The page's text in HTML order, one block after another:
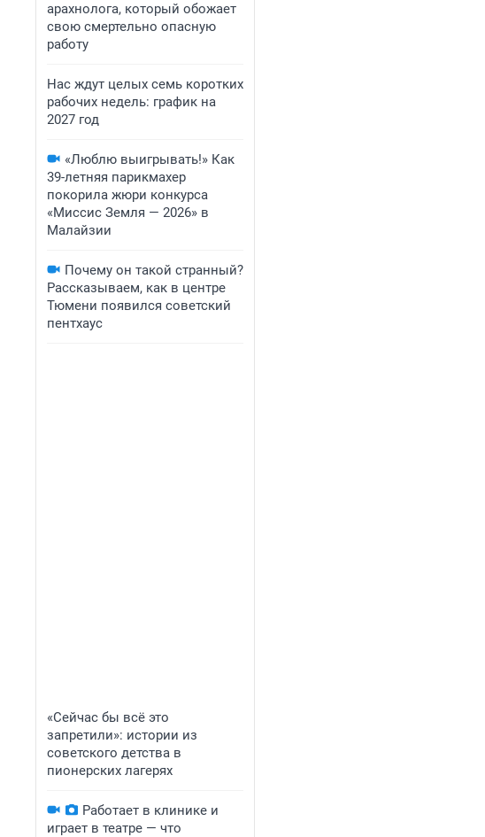
арахнолога, который обожает
свою смертельно опасную
работу
Нас ждут целых семь коротких
рабочих недель: график на
2027 год
«Люблю выигрывать!» Как
39-летняя парикмахер
покорила жюри конкурса
«Миссис Земля — 2026» в
Малайзии
Почему он такой странный?
Рассказываем, как в центре
Тюмени появился советский
пентхаус
«Сейчас бы всё это
запретили»: истории из
советского детства в
пионерских лагерях
Работает в клинике и
играет в театре — что